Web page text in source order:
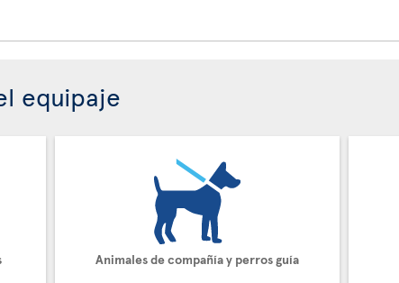
equipaje
Animales de compañía y perros guía